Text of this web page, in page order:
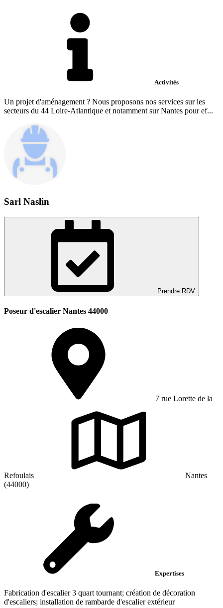
Activités
Un projet d'aménagement ? Nous proposons nos services sur les
secteurs du 44 Loire-Atlantique et notamment sur Nantes pour ef...
Sarl Naslin
Prendre RDV
Poseur d'escalier Nantes 44000
7 rue Lorette de la
Refoulais
Nantes
(44000)
Expertises
Fabrication d'escalier 3 quart tournant; création de décoration
d'escaliers; installation de rambarde d'escalier extérieur